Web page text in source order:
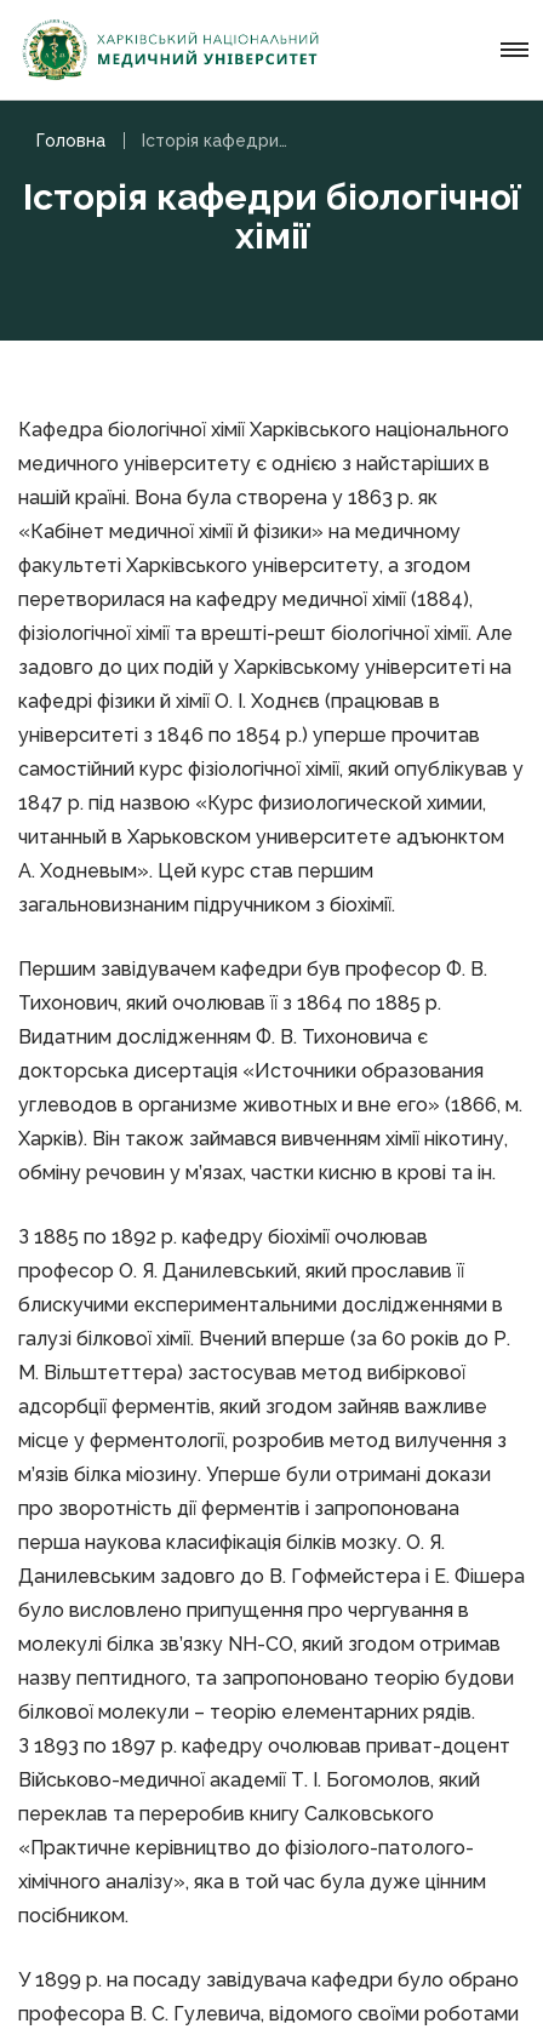
Головна
Історія кафедри біологічної
хімії
Кафедра біологічної хімії Харківського національного
медичного університету є однією з найстаріших в
нашій країні. Вона була створена у 1863 р. як
«Кабінет медичної хімії й фізики» на медичному
факультеті Харківського університету, а згодом
перетворилася на кафедру медичної хімії (1884),
фізіологічної хімії та врешті-решт біологічної хімії. Але
задовго до цих подій у Харківському університеті на
кафедрі фізики й хімії О. І. Ходнєв (працював в
університеті з 1846 по 1854 р.) уперше прочитав
самостійний курс фізіологічної хімії, який опублікував у
1847 р. під назвою «Курс физиологической химии,
читанный в Харьковском университете адъюнктом
А. Ходневым». Цей курс став першим
загальновизнаним підручником з біохімії.
Першим завідувачем кафедри був професор Ф. В.
Тихонович, який очолював її з 1864 по 1885 p.
Видатним дослідженням Ф. В. Тихоновича є
докторська дисертація «Источники образования
углеводов в организме животных и вне его» (1866, м.
Харків). Він також займався вивченням хімії нікотину,
обміну речовин у м’язах, частки кисню в крові та ін.
З 1885 по 1892 р. кафедру біохімії очолював
професор О. Я. Данилевський, який прославив її
блискучими експериментальними дослідженнями в
галузі білкової хімії. Вчений вперше (за 60 років до Р.
М. Вільштеттера) застосував метод вибіркової
адсорбції ферментів, який згодом зайняв важливе
місце у ферментології, розробив метод вилучення з
м’язів білка міозину. Уперше були отримані докази
про зворотність дії ферментів і запропонована
перша наукова класифікація білків мозку. О. Я.
Данилевським задовго до В. Гофмейстера і Е. Фішера
було висловлено припущення про чергування в
молекулі білка зв’язку NH-CO, який згодом отримав
назву пептидного, та запропоновано теорію будови
білкової молекули – теорію елементарних рядів.
З 1893 по 1897 р. кафедру очолював приват-доцент
Військово-медичної академії Т. І. Богомолов, який
переклав та переробив книгу Салковського
«Практичне керівництво до фізіолого-патолого-
хімічного аналізу», яка в той час була дуже цінним
посібником.
У 1899 р. на посаду завідувача кафедри було обрано
професора В. С. Гулевича, відомого своїми роботами